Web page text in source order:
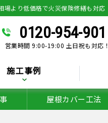
より低価格で火災保険修繕も対応
0120-954-901
営業時間 9:00-19:00 土日祝も対応！
施工事例
屋根カバー工法